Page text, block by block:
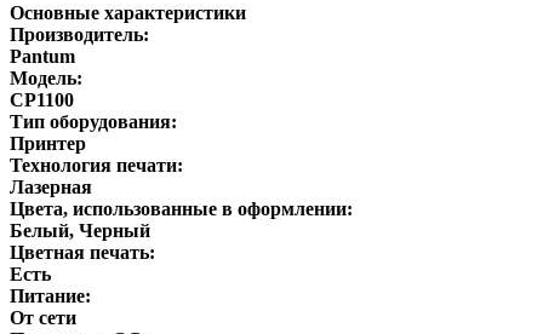
Основные характеристики
Производитель:
Pantum
Модель:
CP1100
Тип оборудования:
Принтер
Технология печати:
Лазерная
Цвета, использованные в оформлении:
Белый, Черный
Цветная печать:
Есть
Питание:
От сети